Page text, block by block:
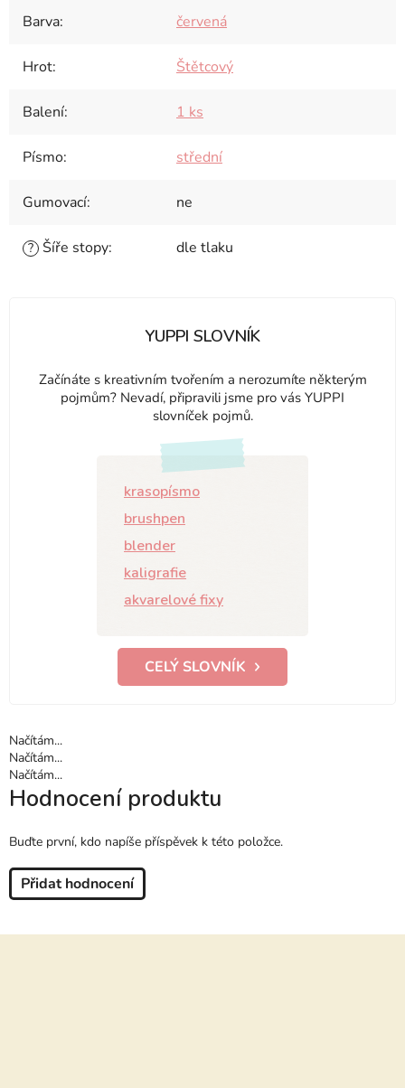
Barva: červená
Hrot: Štětcový
Balení: 1 ks
Písmo: střední
Gumovací: ne
? Šíře stopy: dle tlaku
YUPPI SLOVNÍK
Začínáte s kreativním tvořením a nerozumíte některým
pojmům? Nevadí, připravili jsme pro vás YUPPI
slovníček pojmů.
krasopísmo
brushpen
blender
kaligrafie
akvarelové fixy
CELÝ SLOVNÍK
Načítám...
Načítám...
Načítám...
Hodnocení produktu
Buďte první, kdo napíše příspěvek k této položce.
Přidat hodnocení